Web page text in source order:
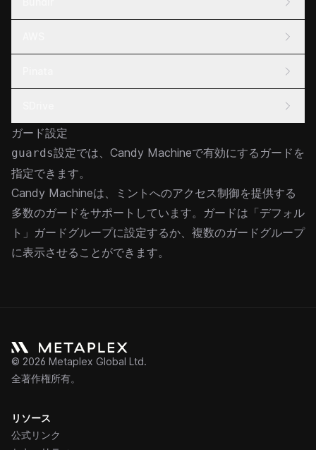
ガード設定
guards設定では、Candy Machineで有効にするガードを
指定できます。
Candy Machineは、ミントへのアクセス制御を提供する
多数のガードをサポートしています。 ガードは「デフォル
ト」 ガードグループに設定するか、複数のガードグループ
に表示させることができます。
© 2026 Metaplex Global Ltd.
全著作権所有。
リソース
公式リンク